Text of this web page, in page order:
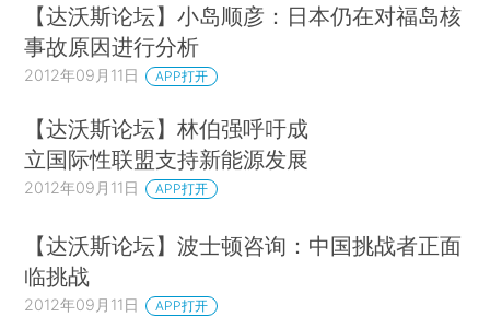
【达沃斯论坛】小岛顺彦：日本仍在对福岛核
事故原因进行分析
2012年09月11日 APP打开
【达沃斯论坛】林伯强呼吁成
立国际性联盟支持新能源发展
2012年09月11日 APP打开
【达沃斯论坛】波士顿咨询：中国挑战者正面
临挑战
2012年09月11日 APP打开